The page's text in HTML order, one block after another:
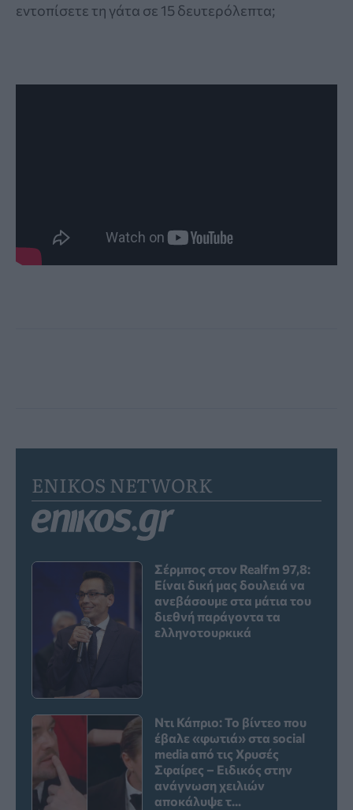
εντοπίσετε τη γάτα σε 15 δευτερόλεπτα;
ENIKOS NETWORK
Σέρμπος στον Realfm 97,8:
Είναι δική μας δουλειά να
ανεβάσουμε στα μάτια του
διεθνή παράγοντα τα
ελληνοτουρκικά
Ντι Κάπριο: Το βίντεο που
έβαλε «φωτιά» στα social
media από τις Χρυσές
Σφαίρες – Ειδικός στην
ανάγνωση χειλιών
αποκάλυψε τ...